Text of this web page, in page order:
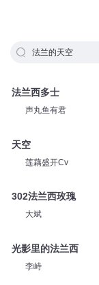
法兰的天空
法兰西多士
声丸鱼有君
天空
莲藕盛开Cv
302法兰西玫瑰
大斌
光影里的法兰西
李峙